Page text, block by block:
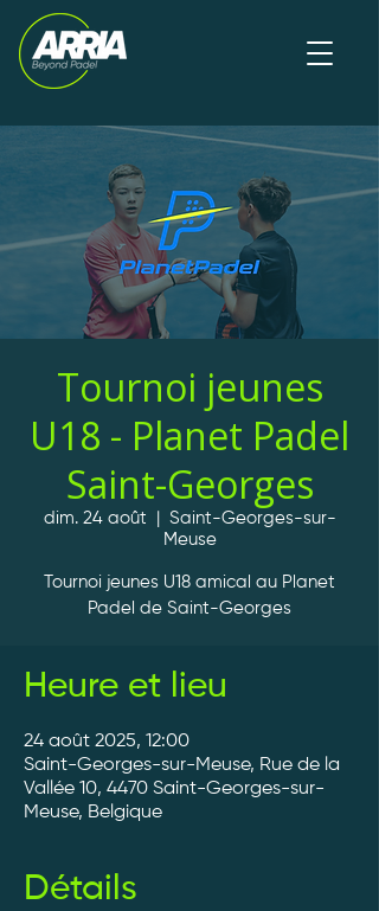
Tournoi jeunes
U18 - Planet Padel
Saint-Georges
dim. 24 août
Saint-Georges-sur-
Meuse
Tournoi jeunes U18 amical au Planet
Padel de Saint-Georges
Heure et lieu
24 août 2025, 12:00
Saint-Georges-sur-Meuse, Rue de la
Vallée 10, 4470 Saint-Georges-sur-
Meuse, Belgique
Détails